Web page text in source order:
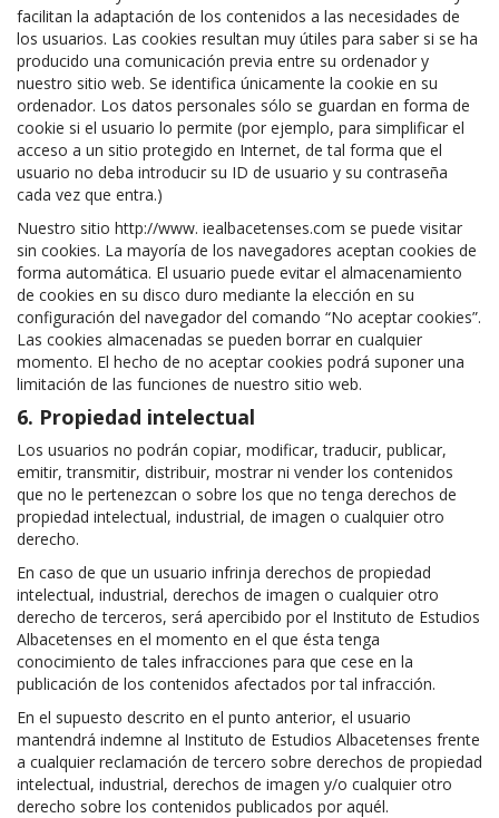
facilitan la adaptación de los contenidos a las necesidades de
los usuarios. Las cookies resultan muy útiles para saber si se ha
producido una comunicación previa entre su ordenador y
nuestro sitio web. Se identifica únicamente la cookie en su
ordenador. Los datos personales sólo se guardan en forma de
cookie si el usuario lo permite (por ejemplo, para simplificar el
acceso a un sitio protegido en Internet, de tal forma que el
usuario no deba introducir su ID de usuario y su contraseña
cada vez que entra.)
Nuestro sitio http://www. iealbacetenses.com se puede visitar
sin cookies. La mayoría de los navegadores aceptan cookies de
forma automática. El usuario puede evitar el almacenamiento
de cookies en su disco duro mediante la elección en su
configuración del navegador del comando “No aceptar cookies”.
Las cookies almacenadas se pueden borrar en cualquier
momento. El hecho de no aceptar cookies podrá suponer una
limitación de las funciones de nuestro sitio web.
6. Propiedad intelectual
Los usuarios no podrán copiar, modificar, traducir, publicar,
emitir, transmitir, distribuir, mostrar ni vender los contenidos
que no le pertenezcan o sobre los que no tenga derechos de
propiedad intelectual, industrial, de imagen o cualquier otro
derecho.
En caso de que un usuario infrinja derechos de propiedad
intelectual, industrial, derechos de imagen o cualquier otro
derecho de terceros, será apercibido por el Instituto de Estudios
Albacetenses en el momento en el que ésta tenga
conocimiento de tales infracciones para que cese en la
publicación de los contenidos afectados por tal infracción.
En el supuesto descrito en el punto anterior, el usuario
mantendrá indemne al Instituto de Estudios Albacetenses frente
a cualquier reclamación de tercero sobre derechos de propiedad
intelectual, industrial, derechos de imagen y/o cualquier otro
derecho sobre los contenidos publicados por aquél.